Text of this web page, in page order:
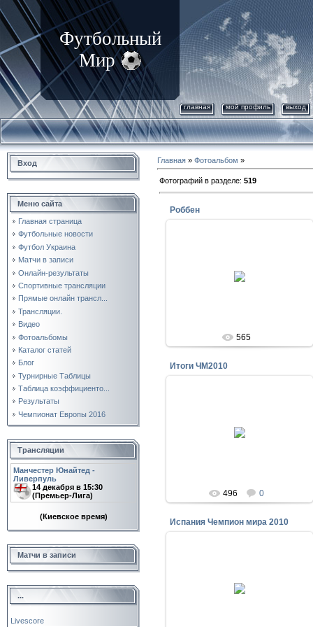
Футбольный
Мир
главная мой профиль выход
Вход
Меню сайта
Главная страница
Футбольные новости
Футбол Украина
Матчи в записи
Онлайн-результаты
Спортивные трансляции
Прямые онлайн трансл...
Трансляции.
Видео
Фотоальбомы
Каталог статей
Блог
Турнирные Таблицы
Таблица коэффициенто...
Результаты
Чемпионат Европы 2016
Трансляции
Манчестер Юнайтед -
Ливерпуль
14 декабря в 15:30
(Премьер-Лига)
(Киевское время)
Матчи в записи
...
Livescore
Главная » Фотоальбом »
Фотографий в разделе: 519
Роббен
Роббен (Испания - Нидерланды
1:5)
565
Итоги ЧМ2010
Итоги ЧМ2010
496 0
Испания Чемпион мира 2010
Испания Чемпион мира 2010